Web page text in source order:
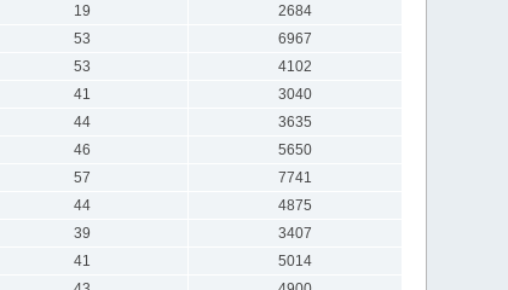
19
2684
53
6967
53
4102
41
3040
44
3635
46
5650
57
7741
44
4875
39
3407
41
5014